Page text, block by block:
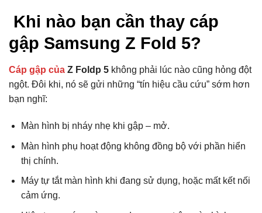
Khi nào bạn cần thay cáp
gập Samsung Z Fold 5?
Cáp gập của Z Foldp 5 không phải lúc nào cũng hỏng đột
ngột. Đôi khi, nó sẽ gửi những “tín hiệu cầu cứu” sớm hơn
bạn nghĩ:
Màn hình bị nháy nhẹ khi gập – mở.
Màn hình phụ hoạt động không đồng bộ với phần hiển
thị chính.
Máy tự tắt màn hình khi đang sử dụng, hoặc mất kết nối
cảm ứng.